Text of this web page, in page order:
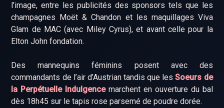
l’image, entre les publicités des sponsors tels que les
champagnes Moët & Chandon et les maquillages Viva
Glam de MAC (avec Miley Cyrus), et avant celle pour la
Elton John fondation.
Des mannequins féminins posent avec des
commandants de l’air d’Austrian tandis que lesSoeurs de
la Perpétuelle Indulgencemarchent en ouverture du bal
dès 18h45 sur le tapis rose parsemé de poudre dorée.